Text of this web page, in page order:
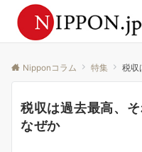
Nipponコラム 特集 税収
税収は過去最高、
なぜか